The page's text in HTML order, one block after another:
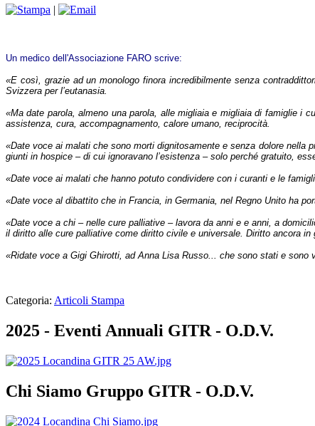
|
Un medico dell'Associazione FARO scrive:
«E così, grazie ad un monologo finora incredibilmente senza
Svizzera per l’eutanasia.
«Ma date parola, almeno una parola, alle migliaia e migliaia di famiglie i
assistenza, cura, accompagnamento, calore umano, reciprocità.
«Date voce ai malati che sono morti dignitosamente e senza dolore
giunti in hospice – di cui ignoravano l’esistenza – solo perché gratuito,
«Date voce ai malati che hanno potuto condividere con i curanti e le
«Date voce al dibattito che in Francia, in Germania, nel Regno Unito ha
«Date voce a chi – nelle cure palliative – lavora da anni e e anni, a
il diritto alle cure palliative come diritto civile e universale. Diritto ancora in
«Ridate voce a Gigi Ghirotti, ad Anna Lisa Russo... che sono stati e
Categoria: Articoli Stampa
2025 - Eventi Annuali GITR - O.D.V.
Chi Siamo Gruppo GITR - O.D.V.